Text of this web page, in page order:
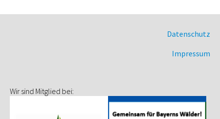
Datenschutz
Impressum
Wir sind Mitglied bei: